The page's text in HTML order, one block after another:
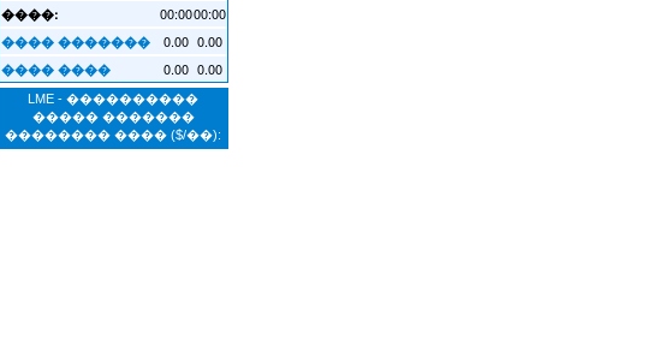
����: 00:0000:00
���� ������� 0.00 0.00
���� ���� 0.00 0.00
LME - ����������
����� �������
�������� ���� ($/��):